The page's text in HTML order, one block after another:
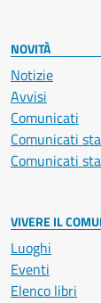
NOVITÀ
Notizie
Avvisi
Comunicati
Comunicati
Comunicati
VIVERE IL
Luoghi
Eventi
Elenco libri